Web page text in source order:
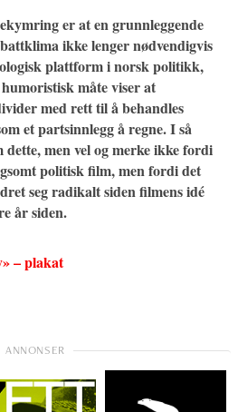
er at en grunnleggende
ikke lenger nødvendigvis
plattform i norsk politikk,
måte viser at
med rett til å behandles
et partsinnlegg å regne. I så
men vel og merke ikke fordi
politisk film, men fordi det
seg radikalt siden filmens idé
år siden.